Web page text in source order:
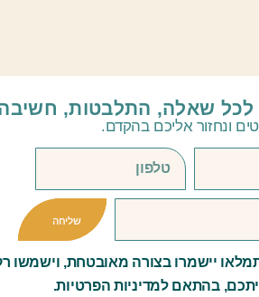
לכל שאלה, התלבטות,
ונחזור אליכם בהקדם.
יישמרו בצורה מאובטחת, וישמשו
בהתאם למדיניות הפרטיות.
שליחה